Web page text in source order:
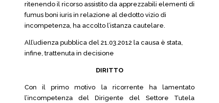
ritenendo il ricorso assistito da apprezzabili elementi di
fumus boni iuris in relazione al dedotto vizio di
incompetenza, ha accolto l’istanza cautelare.
All’udienza pubblica del 21.03.2012 la causa è stata,
infine, trattenuta in decisione
DIRITTO
Con il primo motivo la ricorrente ha lamentato
l’incompetenza del Dirigente del Settore Tutela